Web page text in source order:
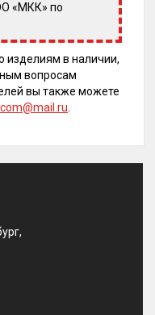
«МКК» по
изделиям в наличии,
вопросам
вы также можете